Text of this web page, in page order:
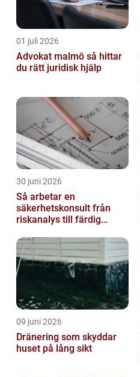
01 juli 2026
Advokat malmö så hittar
du rätt juridisk hjälp
30 juni 2026
Så arbetar en
säkerhetskonsult från
riskanalys till färdig
09 juni 2026
Dränering som skyddar
huset på lång sikt